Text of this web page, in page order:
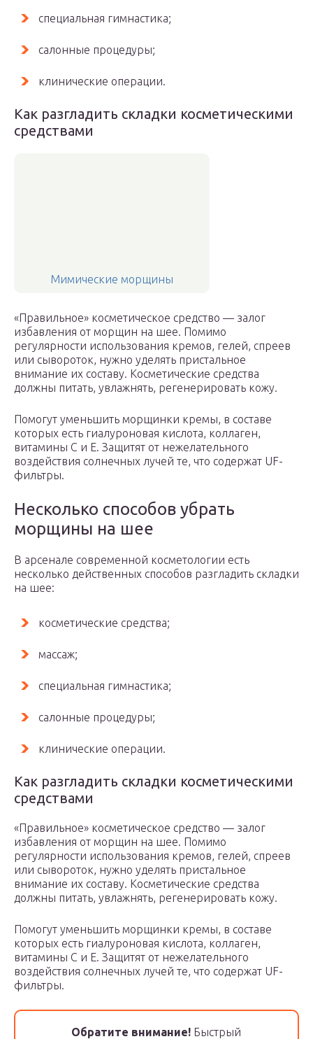
специальная гимнастика;
салонные процедуры;
клинические операции.
Как разгладить складки косметическими
средствами
Мимические морщины
«Правильное» косметическое средство — залог
избавления от морщин на шее. Помимо
регулярности использования кремов, гелей, спреев
или сывороток, нужно уделять пристальное
внимание их составу. Косметические средства
должны питать, увлажнять, регенерировать кожу.
Помогут уменьшить морщинки кремы, в составе
которых есть гиалуроновая кислота, коллаген,
витамины С и Е. Защитят от нежелательного
воздействия солнечных лучей те, что содержат UF-
фильтры.
Несколько способов убрать
морщины на шее
В арсенале современной косметологии есть
несколько действенных способов разгладить складки
на шее:
косметические средства;
массаж;
специальная гимнастика;
салонные процедуры;
клинические операции.
Как разгладить складки косметическими
средствами
«Правильное» косметическое средство — залог
избавления от морщин на шее. Помимо
регулярности использования кремов, гелей, спреев
или сывороток, нужно уделять пристальное
внимание их составу. Косметические средства
должны питать, увлажнять, регенерировать кожу.
Помогут уменьшить морщинки кремы, в составе
которых есть гиалуроновая кислота, коллаген,
витамины С и Е. Защитят от нежелательного
воздействия солнечных лучей те, что содержат UF-
фильтры.
Обратите внимание! Быстрый